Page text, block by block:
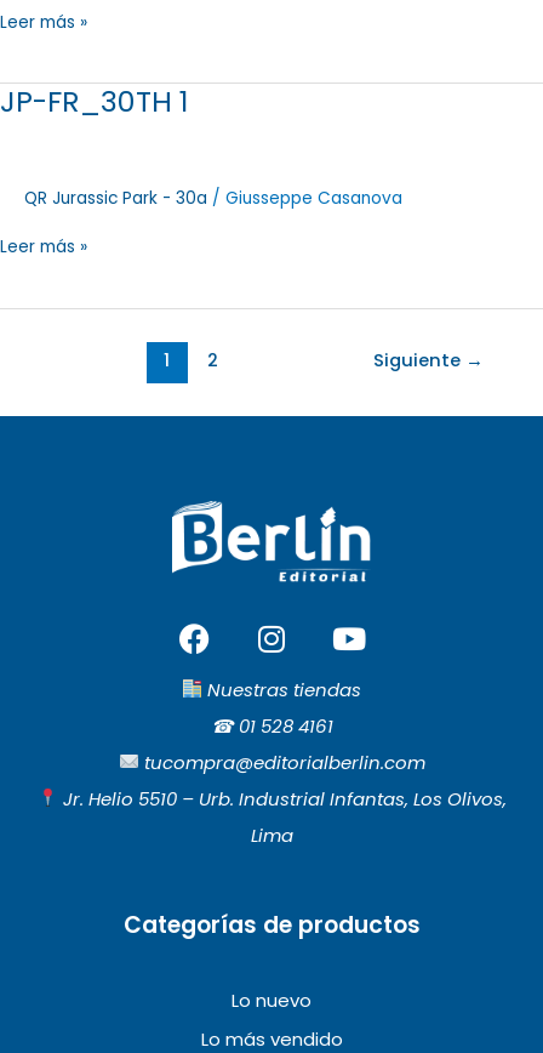
Leer más »
JP-FR_30TH 1
QR Jurassic Park - 30a / Giusseppe Casanova
JP-
Leer más »
1 2 Siguiente →
F
a
c
b
o
o
I
n
s
t
a
r
a
Y
o
u
u
b
e
Nuestras tiendas
☎︎01 528 4161
tucompra@editorialberlin.com
Jr. Helio 5510 – Urb. Industrial Infantas, Los Olivos,
Lima
Categorías de productos
Lo nuevo
Lo más vendido